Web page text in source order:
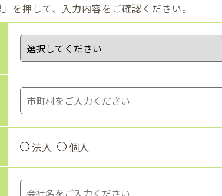
を押して、入力内容をご確認ください。
法人 個人